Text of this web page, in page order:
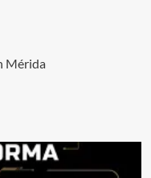
Mérida